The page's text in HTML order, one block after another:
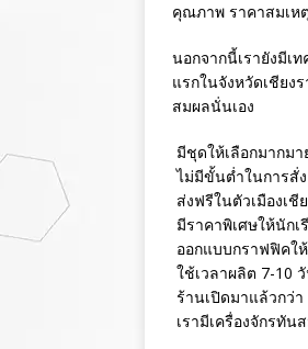
คุณภาพ ราคาสมเห
นอกจากนี้เรายังมีเ
แรกในจังหวัดเชียง
สมผลนั่นเอง
มีชุดให้เลือกมากม
ไม่มีขั้นต่ำในการสั่
ส่งฟรีในตัวเมืองเชี
มีราคาพิเศษให้นัก
ออกแบบกราฟฟิคใ
ใช้เวลาผลิต 7-10
ร้านเปิดมาแล้วกว่
เรามีเครื่องจักรทัน